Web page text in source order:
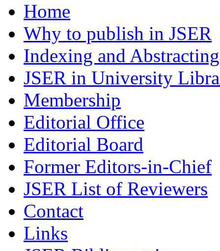
Home
Why to publish in JSER
Indexing and Abstracting
JSER in University
Membership
Editorial Office
Editorial Board
Former Editors-in-Chief
JSER List of Reviewers
Contact
Links